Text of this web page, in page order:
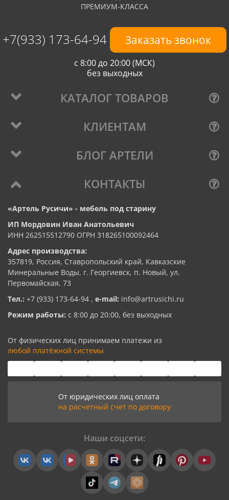
ПРЕМИУМ-КЛАССА
+7(933) 173-64-94 Заказать звонок
с 8:00 до 20:00 (МСК)
без выходных
КАТАЛОГ ТОВАРОВ
КЛИЕНТАМ
БЛОГ АРТЕЛИ
КОНТАКТЫ
«Артель Русичи» - мебель под старину
ИП Мордовин Иван Анатольевич
ИНН 262515512790 ОГРН 318265100092464
Адрес производства:
357819, Россия, Ставропольский край, Кавказские
Минеральные Воды, г. Георгиевск, п. Новый, ул.
Первомайская, 73
Тел.: +7 (933) 173-64-94 , e-mail: info@artrusichi.ru
Режим работы: с 8:00 до 20:00, без выходных
От физических лиц принимаем платежи из
любой платёжной системы
От юридических лиц оплата
на расчетный счет по договору
Наши соцсети: